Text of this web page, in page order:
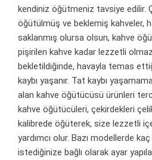
kendiniz öğütmeniz tavsiye edilir.
öğütülmüş ve beklemiş kahveler,
saklanmış olursa olsun, kahve
pişirilen kahve kadar lezzetli
bekletildiğinde, havayla temas
kaybı yaşanır. Tat kaybı
alan kahve öğütücüsü ürünleri
kahve öğütücüleri, çekirdekleri
kalibrede öğüterek, size lezzetli
yardımcı olur. Bazı modellerde
istediğinize bağlı olarak ayar